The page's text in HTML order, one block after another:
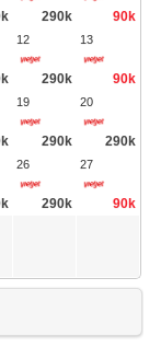
290k 90k
12
290k
13
90k
19
290k
20
290k
26
290k
27
90k